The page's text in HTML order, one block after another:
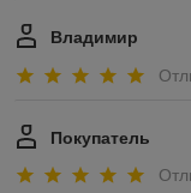
Владимир
Покупатель